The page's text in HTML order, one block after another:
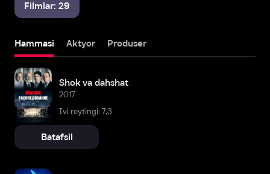
Filmlar: 29
Hammasi Aktyor Produser
Shok va dahshat
2017
Ivi reytingi: 7,3
Batafsil